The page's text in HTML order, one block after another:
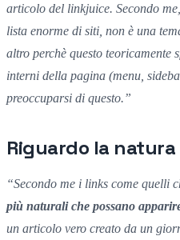
articolo del linkjuice. Secondo
lista enorme di siti, non è una
altro perchè questo teoricamente
interni della pagina (menu,
preoccuparsi di questo.”
Riguardo la
“Secondo me i links come quelli
più naturaliche possano
un articolo vero creato da un